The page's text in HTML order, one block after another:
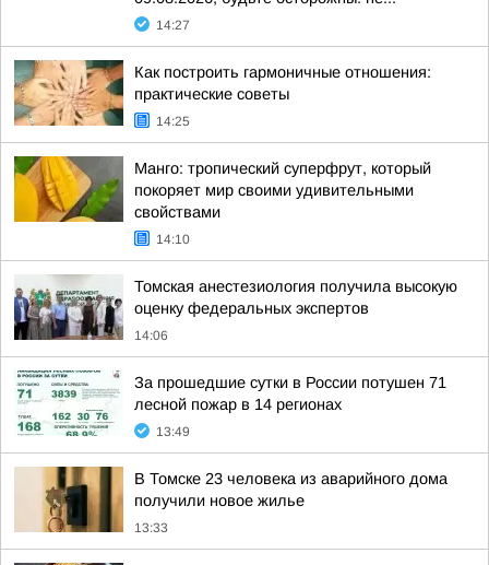
14:27
Как построить гармоничные отношения:
практические советы
14:25
Манго: тропический суперфрут, который
покоряет мир своими удивительными
свойствами
14:10
Томская анестезиология получила высокую
оценку федеральных экспертов
14:06
За прошедшие сутки в России потушен 71
лесной пожар в 14 регионах
13:49
В Томске 23 человека из аварийного дома
получили новое жилье
13:33